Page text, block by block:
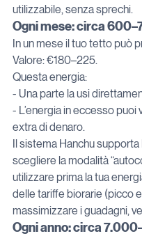
utilizzabile, senza sprechi.
Ogni mese: circa
In un mese il tuo tetto può
Valore: €180–225.
Questa energia:
- Una parte la usi
- L’energia in eccesso
extra di denaro.
Il sistema Hanchu
scegliere la modalità
utilizzare prima la tua
delle tariffe biorarie (picco
massimizzare i guadagni,
Ogni anno: circa